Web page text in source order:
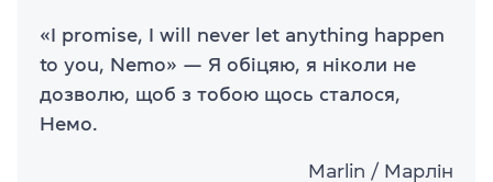
«I promise, I will never let anything happen
to you, Nemo» — Я обіцяю, я ніколи не
дозволю, щоб з тобою щось сталося,
Немо.
Marlin / Марлін